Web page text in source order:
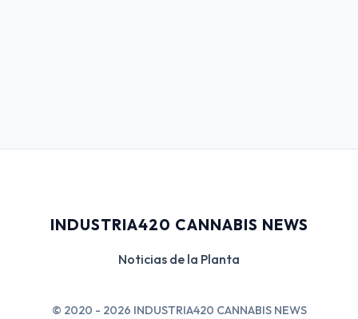
INDUSTRIA420 CANNABIS NEWS
Noticias de la Planta
© 2020 - 2026 INDUSTRIA420 CANNABIS NEWS